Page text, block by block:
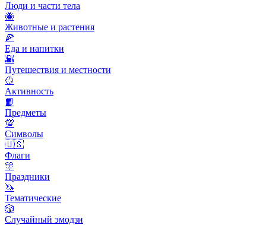
Люди и части тела
🐝
Животные и растения
🍕
Еда и напитки
🌇
Путешествия и местности
🥎
Активность
📙
Предметы
💯
Символы
🇺🇸
Флаги
🎊
Праздники
🦄
Тематические
🎲
Случайный эмодзи